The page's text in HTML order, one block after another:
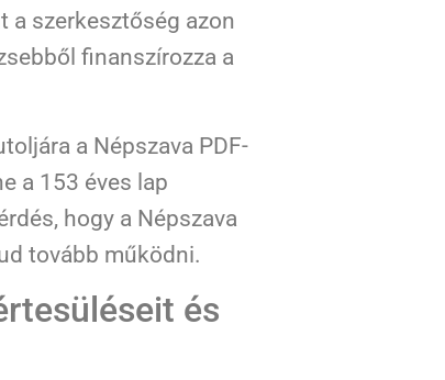
a szerkesztőség azon
finanszírozza a
a Népszava PDF-
a 153 éves lap
hogy a Népszava
tovább működni.
és